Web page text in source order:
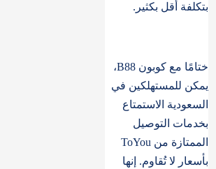
بتكلفة أقل بكثير.
ختامًا مع كوبون B88،
يمكن للمستهلكين في
السعودية الاستمتاع
بخدمات التوصيل
الممتازة من ToYou
بأسعار لا تُقاوم. إنها